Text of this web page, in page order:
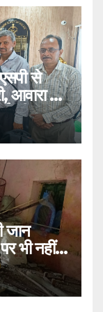
से
आवारा पशु
की मांग
जान
भी नहीं